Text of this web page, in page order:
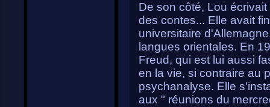
De son côté, Lou
des contes... Elle avait
universitaire
langues orientales. En
Freud, qui est lui aussi
en la vie, si contraire au
psychanalyse. Elle
aux " réunions du